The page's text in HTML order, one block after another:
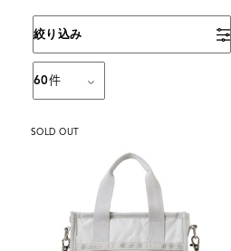
絞り込み
60件
SOLD OUT